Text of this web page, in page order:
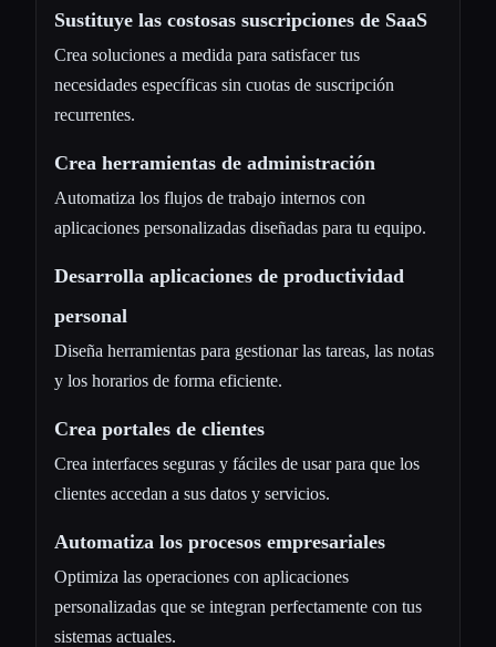
Sustituye las costosas suscripciones de SaaS
Crea soluciones a medida para satisfacer tus
necesidades específicas sin cuotas de suscripción
recurrentes.
Crea herramientas de administración
Automatiza los flujos de trabajo internos con
aplicaciones personalizadas diseñadas para tu equipo.
Desarrolla aplicaciones de productividad
personal
Diseña herramientas para gestionar las tareas, las notas
y los horarios de forma eficiente.
Crea portales de clientes
Crea interfaces seguras y fáciles de usar para que los
clientes accedan a sus datos y servicios.
Automatiza los procesos empresariales
Optimiza las operaciones con aplicaciones
personalizadas que se integran perfectamente con tus
sistemas actuales.